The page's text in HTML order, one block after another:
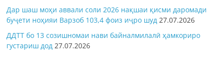
Дар шаш моҳи аввали соли 2026 нақшаи қисми даромади
буҷети ноҳияи Варзоб 103,4 фоиз иҷро шуд 27.07.2026
ДДТТ бо 13 созишномаи нави байналмилалӣ ҳамкориро
густариш дод 27.07.2026